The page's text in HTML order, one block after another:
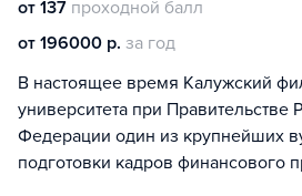
от 137 проходной балл
от 196000 р. за год
В настоящее время Калужский
университета при Правительстве
Федерации один из крупнейших
подготовки кадров финансового